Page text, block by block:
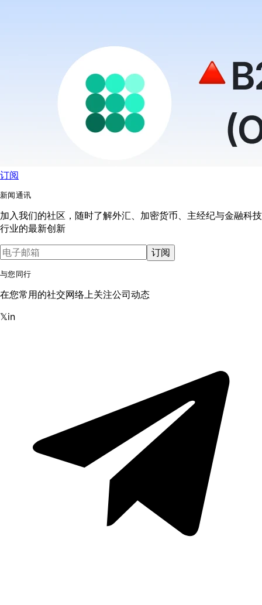
订阅
新闻通讯
加入我们的社区，随时了解外汇、加密货币、主经纪与金融科技
行业的最新创新
订阅
与您同行
在您常用的社交网络上关注公司动态
𝕏in